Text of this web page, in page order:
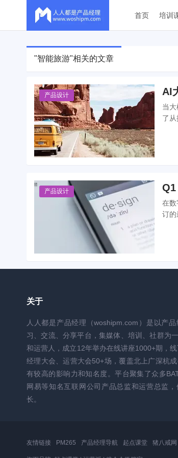
首页 培训
"智能旅游"相关的文章
产品设计 AI
当
了
产品设计 Q1
在数
订的
关于
人人都是产品经理（woshipm.com）是以产
习、交流、分享平台，集媒体、培训、社群为
和运营人，成立12年举办在线讲座1000+期，
经理大会、运营大会50+场，覆盖北上广深杭
有较高的影响力和知名度。平台聚集了众多
网易等知名互联网公司产品总监和运营总监
长。
友情链接 PM265 产品经理导航 起点课堂 猪八戒网